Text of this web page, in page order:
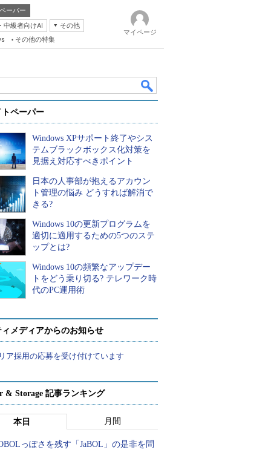
ーパー
中級者向けAI
その他
その他の特集
マイページ
ペーパー
Windows XPサポート終了やシス
テムブラックボックス化対策を
見据え対応すべきポイント
日本の人事部が抱えるアカウン
ト管理の悩み どうすれば解消で
きる?
Windows 10の更新プログラムを
適切に適用するための5つのステ
ップとは?
Windows 10の頻繁なアップデー
トをどう乗り切る? テレワーク時
代のPC運用術
メディアからのお知らせ
ア採用の応募を受け付けています
& Storage 記事ランキング
本日 月間
っぽさを残す「JaBOL」の是非を問